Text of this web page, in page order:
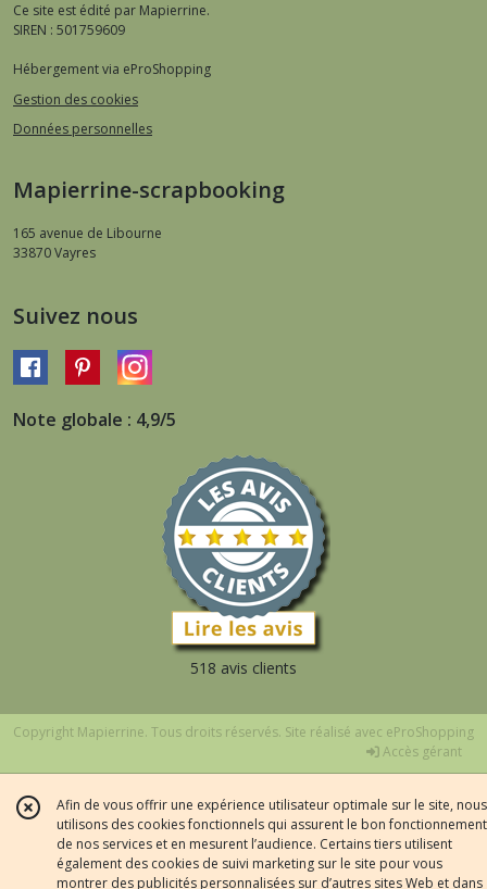
Ce site est édité par Mapierrine.
SIREN : 501759609
Hébergement via eProShopping
Gestion des cookies
Données personnelles
Mapierrine-scrapbooking
165 avenue de Libourne
33870Vayres
Suivez nous
Note globale : 4,9/5
518 avis clients
Copyright Mapierrine. Tous droits réservés. Site réalisé avec eProShopping
Accès gérant
Afin de vous offrir une expérience utilisateur optimale sur le site, nous
utilisons des cookies fonctionnels qui assurent le bon fonctionnement
de nos services et en mesurent l’audience. Certains tiers utilisent
également des cookies de suivi marketing sur le site pour vous
montrer des publicités personnalisées sur d’autres sites Web et dans